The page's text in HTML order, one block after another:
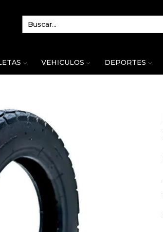
VEHICULOS DEPORTES